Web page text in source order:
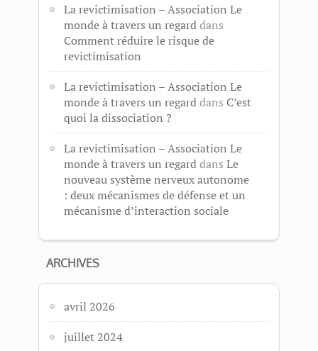
La revictimisation – Association Le
monde à travers un regarddans
Comment réduire le risque de
revictimisation
La revictimisation – Association Le
monde à travers un regarddans C’est
quoi la dissociation ?
La revictimisation – Association Le
monde à travers un regarddans Le
nouveau système nerveux autonome
: deux mécanismes de défense et un
mécanisme d’interaction sociale
ARCHIVES
avril 2026
juillet 2024